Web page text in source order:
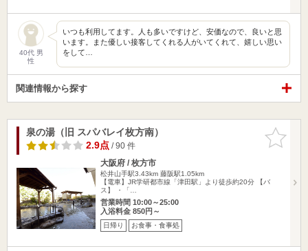
40代 男
性
いつも利用してます。人も多いですけど、安価なので、良いと思
います。また優しい接客してくれる人がいてくれて、嬉しい思い
をして…
関連情報から探す
お気に入
りに追加
泉の湯（旧 スパバレイ枚方南）
2.9点/ 90 件
大阪府 / 枚方市
松井山手駅3.43km 藤阪駅1.05km
【電車】JR学研都市線「津田駅」より徒歩約20分 【バ
ス】 ・「…
営業時間 10:00～25:00
入浴料金 850円～
日帰り お食事・食事処